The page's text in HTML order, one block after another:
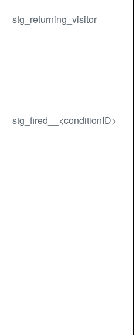
stg_returning_visitor
stg_fired__<conditionID>